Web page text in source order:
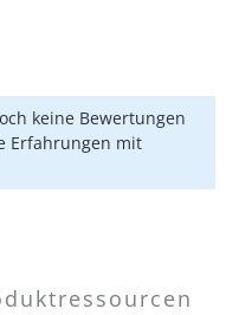
keine Bewertungen
Erfahrungen mit